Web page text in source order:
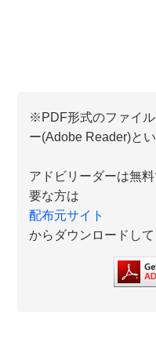
※PDF形式のファイ
ー(Adobe Reader)と
アドビリーダーは無
要な方は
配布元サイト
からダウンロードして